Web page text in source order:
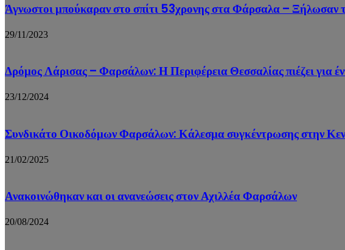
Άγνωστοι μπούκαραν στο σπίτι 53χρονης στα Φάρσαλα – Ξήλωσαν
29/11/2023
Δρόμος Λάρισας – Φαρσάλων: Η Περιφέρεια Θεσσαλίας πιέζει για
23/12/2024
Συνδικάτο Οικοδόμων Φαρσάλων: Κάλεσμα συγκέντρωσης στην
21/02/2025
Ανακοινώθηκαν και οι ανανεώσεις στον Αχιλλέα Φαρσάλων
20/08/2024